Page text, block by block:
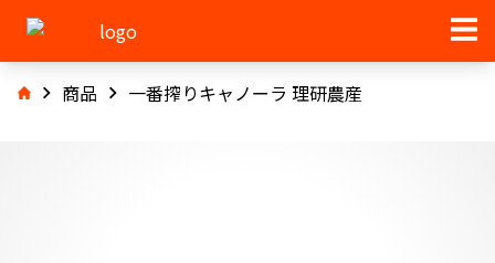
商品 一番搾りキャノーラ 理研農産